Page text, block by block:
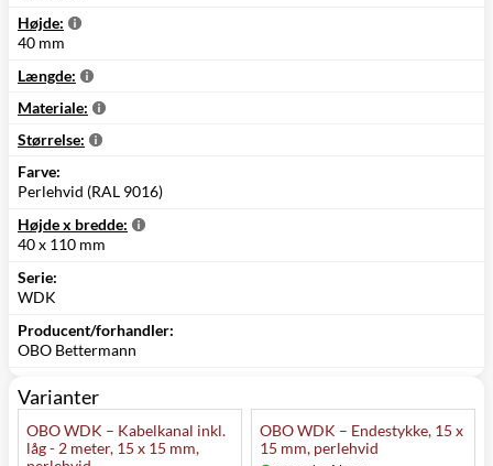
Højde:
40 mm
Længde:
Materiale:
Størrelse:
Farve:
Perlehvid (RAL 9016)
Højde x bredde:
40 x 110 mm
Serie:
WDK
Producent/forhandler:
OBO Bettermann
Varianter
OBO WDK – Kabelkanal inkl.
låg - 2 meter, 15 x 15 mm,
OBO WDK – Endestykke, 15 x
15 mm, perlehvid